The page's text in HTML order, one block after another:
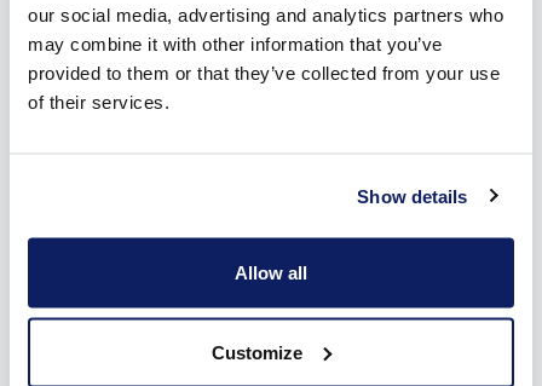
our social media, advertising and analytics partners who
may combine it with other information that you’ve
provided to them or that they’ve collected from your use
of their services.
Show details
Allow all
Customize
Zijn je rolluiken toch vastgevroren? Probeer ze dan niet
geforceerd omhoog te trekken. Dit kan namelijk schade aan
het rolluik, de motor of de geleiders veroorzaken. Wat kun je
wel doen?
water, want dat kan leiden tot
scheuren door het plotselinge temperatuurverschil.
4. Maak gebruik van de isolerende werking